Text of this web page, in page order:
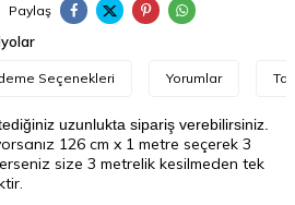
Paylaş
Seçenekleri Yorumlar
uzunlukta sipariş verebilirsiniz.
126 cm x 1 metre seçerek 3
size 3 metrelik kesilmeden tek